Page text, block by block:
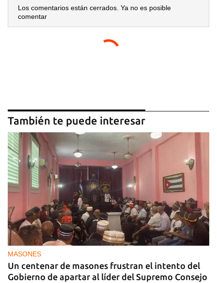
Los comentarios están cerrados. Ya no es posible
comentar
También te puede interesar
MASONES
Un centenar de masones frustran el intento del
Gobierno de apartar al líder del Supremo Consejo